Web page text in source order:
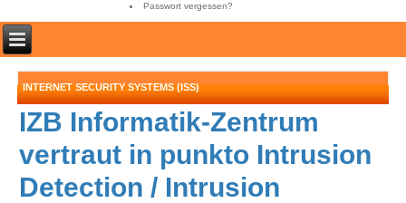
Passwort vergessen?
INTERNET SECURITY SYSTEMS (ISS)
IZB Informatik-Zentrum
vertraut in punkto Intrusion
Detection / Intrusion